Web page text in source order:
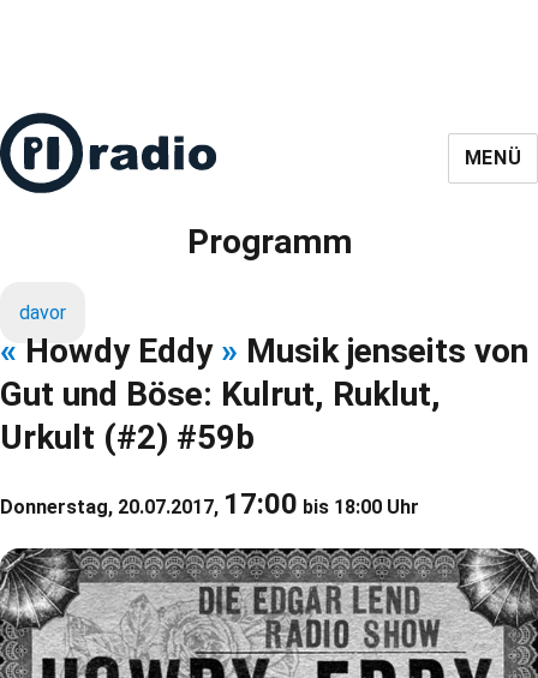
MENÜ
Programm
davor
« Howdy Eddy » Musik jenseits von
Gut und Böse: Kulrut, Ruklut,
Urkult (#2) #59b
Donnerstag, 20.07.2017, 17:00 bis 18:00 Uhr